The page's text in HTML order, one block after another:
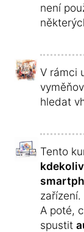
není
V rámci
hledat
Tento
zařízení.
A poté,
spustit